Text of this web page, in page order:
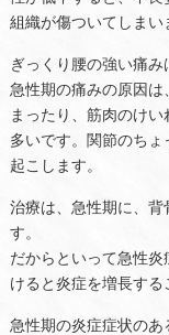
組織が傷ついてしまい
ぎっくり腰の強い痛み
急性期の痛みの原因
まったり、筋肉のけ
多いです。関節のち
起こします。
治療は、急性期に、背
す。
だからといって急性
けると炎症を増長する
急性期の炎症症状の